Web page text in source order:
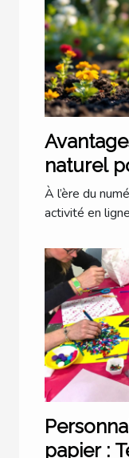
naturel
ligne
À l’ère du
activité en
papier :